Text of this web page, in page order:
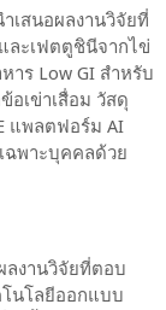
เสนอผลงานวิจัยที่
ละเฟตตูชินีจากไข่
าร Low GI สำหรับ
เข่าเสื่อม วัสดุ
แพลตฟอร์ม AI
ฉพาะบุคคลด้วย
ลงานวิจัยที่ตอบ
นโลยีออกแบบ